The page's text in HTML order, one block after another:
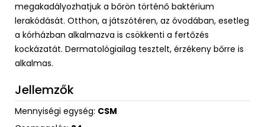
megakadályozhatjuk a bőrön történő baktérium
lerakódását. Otthon, a játszótéren, az óvodában, esetleg
a kórházban alkalmazva is csökkenti a fertőzés
kockázatát. Dermatológiailag tesztelt, érzékeny bőrre is
alkalmas.
Jellemzők
Mennyiségi egység: CSM